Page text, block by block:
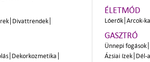
Divattrendek
Dekorkozmetika
ÉLETMÓD
Lóerők Arcok-
GASZTRÓ
Ünnepi fogások
Ázsiai ízek Dél-